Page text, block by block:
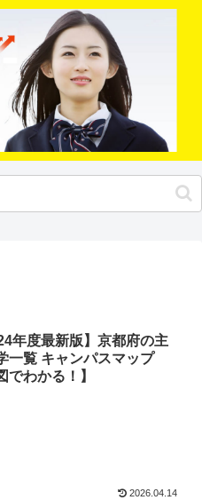
年度最新版】京都府の主
一覧 キャンパスマップ
でわかる！】
2026.04.14